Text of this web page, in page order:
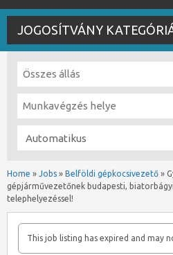
JOGOSÍTVÁNY
Home » Jobs » Belföldi gépkocsivezető »
gépjárművezetőnek budapesti,
telephelyezéssel!
This job listing has expired and may